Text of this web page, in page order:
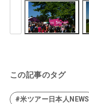
この記事のタグ
#米ツアー日本人NEWS